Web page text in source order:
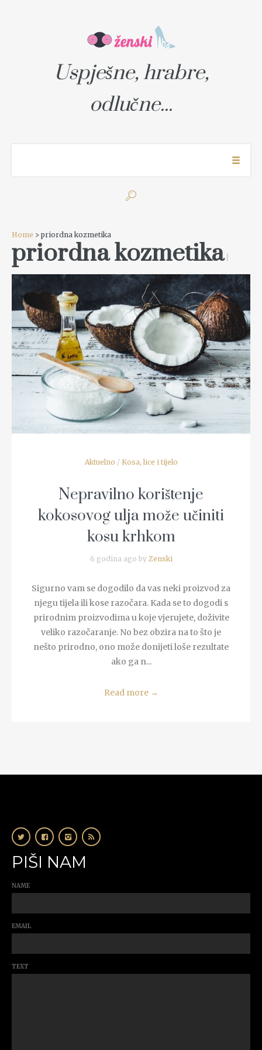
Uspješne, hrabre,
odlučne...
Home > priordna kozmetika
priordna kozmetika1
READ MORE
Aktuelno / Kosa, lice i tijelo
Nepravilno korištenje
kokosovog ulja može učiniti
kosu krhkom
6 godina ago by Zenski
Sigurno vam se dogodilo da vas neki proizvod za
njegu tijela ili kose razočara. Kada se to dogodi s
prirodnim proizvodima u koje vjerujete, doživite
veliko razočaranje. No bez obzira na to što je
nešto prirodno, ono može donijeti loše rezultate
ako ga n...
Read more →
PIŠI NAM
NAME
EMAIL
TEXT